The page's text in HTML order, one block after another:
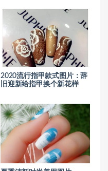
2020流行指甲款式图片：辞
旧迎新给指甲换个新花样